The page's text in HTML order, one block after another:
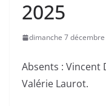
2025
dimanche 7 décembre
Absents : Vincent
Valérie Laurot.